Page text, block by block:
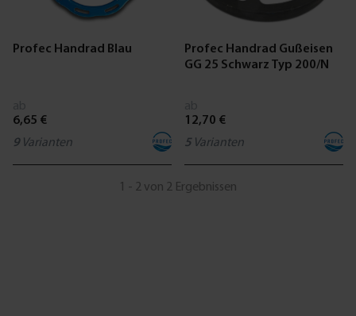
Profec Handrad Blau
6,65 €
9Varianten
Profec Handrad Gußeisen
GG 25 Schwarz Typ 200/N
12,70 €
5 Varianten
1 - 2 von 2 Ergebnissen